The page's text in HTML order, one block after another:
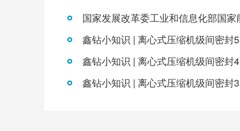
鑫钻小知识 | 离心式压缩机级间密封5
鑫钻小知识 | 离心式压缩机级间密封4
鑫钻小知识 | 离心式压缩机级间密封3